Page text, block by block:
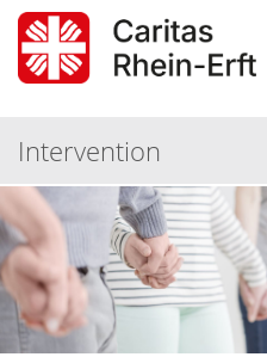
Intervention